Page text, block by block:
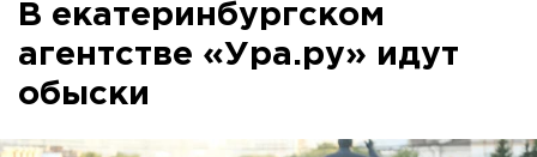
В екатеринбургском
агентстве «Ура.ру» идут
обыски